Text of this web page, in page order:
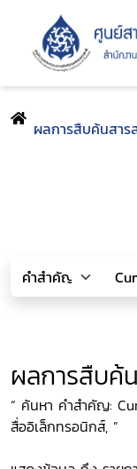
ผลการสืบค้นสาร
ผลการสืบค้
“ ค้นหา คำสำคัญ:
สื่ออิเล็กทรอนิกส์, ”